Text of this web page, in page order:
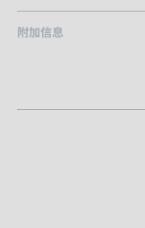
附加信息